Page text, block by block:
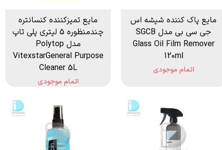
مایع پاک کننده شیشه اس
جی سی بی مدل SGCB
Glass Oil Film Remover
120ml
اتمام موجودی
مایع تمیزکننده کنسانتره
چندمنظوره 5 لیتری پلی تاپ
مدل Polytop
VitexstarGeneral Purpose
Cleaner 5L
اتمام موجودی